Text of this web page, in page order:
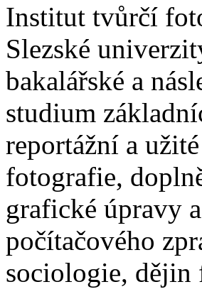
Institut tvůrčí
Slezské
bakalářské a
studium
reportážní a
fotografie,
grafické úpravy
počítačového
sociologie, dějin